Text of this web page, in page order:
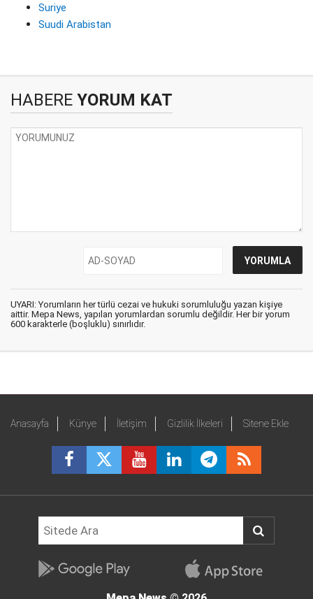
Suriye
Suudi Arabistan
HABERE YORUM KAT
UYARI: Yorumların her türlü cezai ve hukuki sorumluluğu yazan kişiye
aittir. Mepa News, yapılan yorumlardan sorumlu değildir. Her bir yorum
600 karakterle (boşluklu) sınırlıdır.
Anasayfa Künye İletişim Gizlilik İlkeleri Sitene Ekle